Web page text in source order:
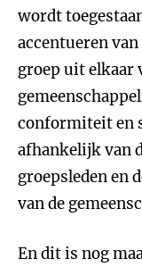
wordt
accentueren
groep uit elkaar
conformiteit en
afhankelijk van
groepsleden en
van de
En dit is nog